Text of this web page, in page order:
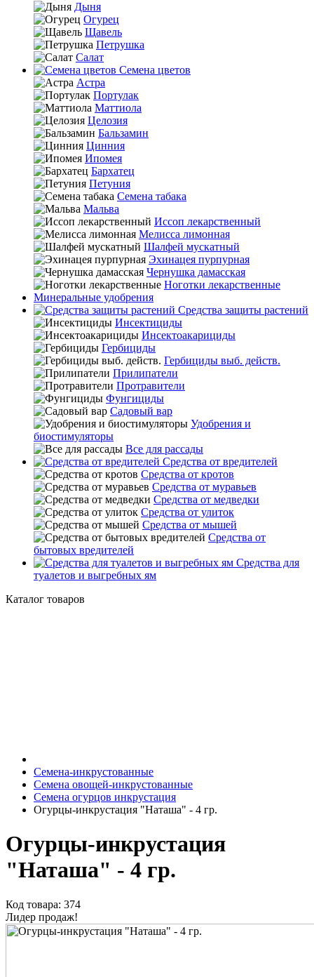
Дыня
Огурец
Щавель
Петрушка
Салат
Семена цветов
Астра
Портулак
Маттиола
Целозия
Бальзамин
Цинния
Ипомея
Бархатец
Петуния
Семена табака
Мальва
Иссоп лекарственный
Мелисса лимонная
Шалфей мускатный
Эхинацея пурпурная
Чернушка дамасская
Ноготки лекарственные
Минеральные удобрения
Средства защиты растений
Инсектициды
Инсектоакарициды
Гербициды
Гербициды выб. действ.
Прилипатели
Протравители
Фунгициды
Садовый вар
Удобрения и
биостимуляторы
Все для рассады
Средства от вредителей
Средства от кротов
Средства от муравьев
Средства от медведки
Средства от улиток
Средства от мышей
Средства от
бытовых вредителей
Средства для
туалетов и выгребных ям
Каталог товаров
Семена-инкрустованные
Семена овощей-инкрустованные
Семена огурцов инкрустация
Огурцы-инкрустация "Наташа" - 4 гр.
Огурцы-инкрустация
"Наташа" - 4 гр.
Код товара: 374
Лидер продаж!